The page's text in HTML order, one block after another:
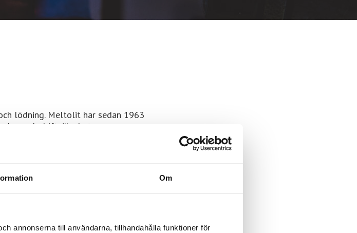
Om
annonserna till användarna, tillhandahålla funktioner för
lödning. Meltolit har sedan 1963
och driftsäkerhet.
för professionella
verksamhet och